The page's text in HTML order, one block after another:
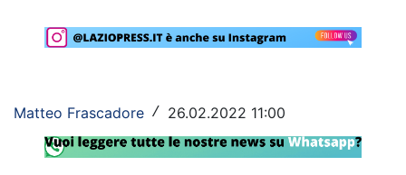
Primavera
Lazio Women
Rassegna Lazio
Matteo Frascadore / 26.02.2022 11:00